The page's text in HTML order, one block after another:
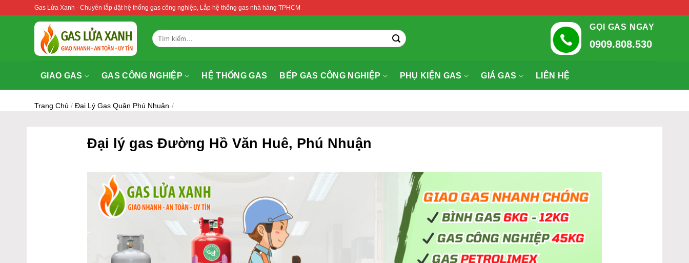
Gas Lửa Xanh - Chuyên lắp đặt hệ thống gas công nghiệp, Lắp hệ thống gas nhà hàng TPHCM
Tìm
kiếm:
GỌI GAS NGAY
0909.808.530
GIAO GAS GAS CÔNG NGHIỆP HỆ THỐNG GAS BẾP GAS CÔNG NGHIỆP PHỤ KIỆN GAS GIÁ GAS LIÊN HỆ
Trang Chủ / Đại Lý Gas Quận Phú Nhuận /
Đại lý gas Đường Hồ Văn Huê, Phú Nhuận